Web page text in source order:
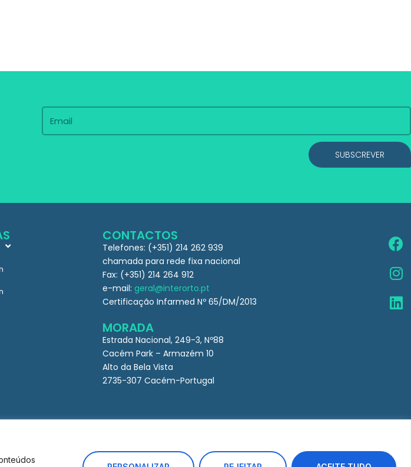
SUBSCREVER
CONTACTOS
Telefones: (+351) 214 262 939
chamada para rede fixa nacional
Fax: (+351) 214 264 912
e-mail: geral@interorto.pt
Certificação Infarmed Nº 65/DM/2013
MORADA
Estrada Nacional, 249-3, Nº88
Cacém Park – Armazém 10
Alto da Bela Vista
2735-307 Cacém-Portugal